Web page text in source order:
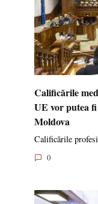
Calificările
UE vor putea
Moldova
Calificările
0